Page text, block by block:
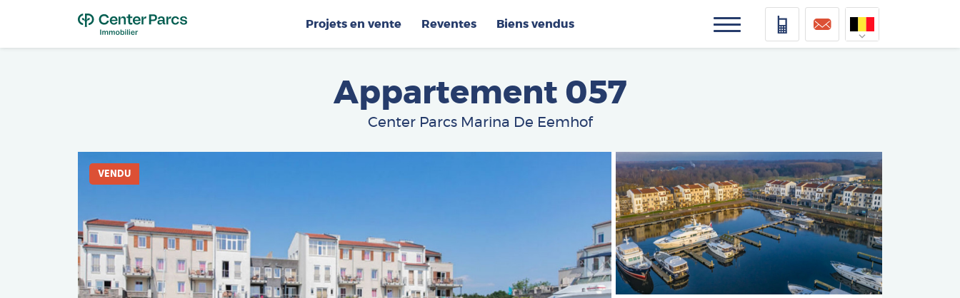
Top
Projets en vente Reventes Biens vendus
Vlaams
Appartement 057
Center Parcs Marina De Eemhof
VENDU
Afbeelding